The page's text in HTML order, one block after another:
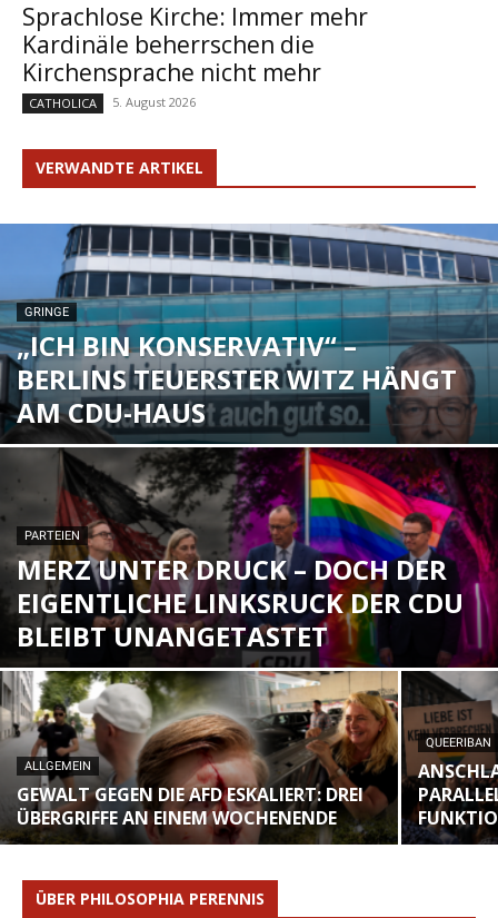
Sprachlose Kirche: Immer mehr
Kardinäle beherrschen die
Kirchensprache nicht mehr
CATHOLICA 5. August 2026
VERWANDTE ARTIKEL
GRINGE
„ICH BIN KONSERVATIV“ –
BERLINS TEUERSTER WITZ HÄNGT
AM CDU-HAUS
PARTEIEN
MERZ UNTER DRUCK – DOCH DER
EIGENTLICHE LINKSRUCK DER CDU
BLEIBT UNANGETASTET
ALLGEMEIN
GEWALT GEGEN DIE AFD ESKALIERT: DREI
ÜBERGRIFFE AN EINEM WOCHENENDE
QUEERIBAN
ÜBER PHILOSOPHIA PERENNIS